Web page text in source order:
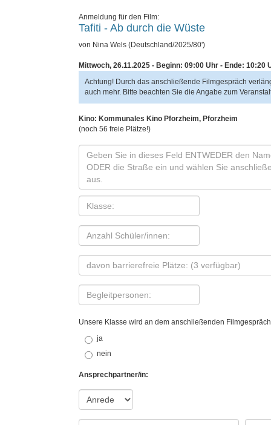
Anmeldung für den Film:
Tafiti - Ab durch die Wüste
von Nina Wels (Deutschland/2025/80')
Mittwoch, 26.11.2025 - Beginn: 09:00 Uhr - Ende: 10:20
Achtung! Durch das anschließende Filmgespräch
auch mehr. Bitte beachten Sie die Angabe zum
Kino: Kommunales Kino Pforzheim, Pforzheim
(noch 56 freie Plätze!)
Unsere Klasse wird an dem anschließenden
ja
nein
Ansprechpartner/in: